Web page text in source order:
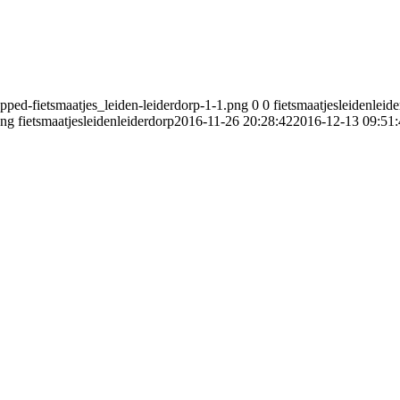
fietsmaatjes_leiden-leiderdorp-1-1.png 0 0
fietsmaatjesleidenleiderdorp2016-11-26 20:28:422016-12-13